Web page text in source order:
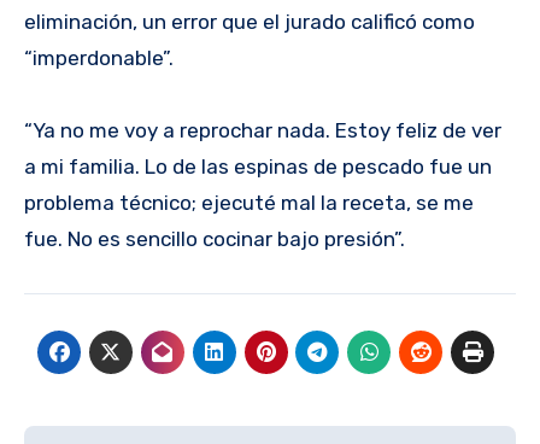
eliminación, un error que el jurado calificó como
“imperdonable”.
“Ya no me voy a reprochar nada. Estoy feliz de ver
a mi familia. Lo de las espinas de pescado fue un
problema técnico; ejecuté mal la receta, se me
fue. No es sencillo cocinar bajo presión”.